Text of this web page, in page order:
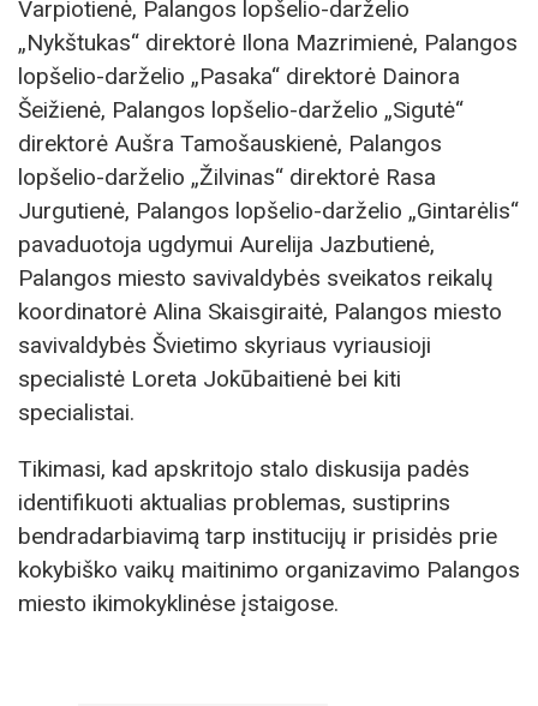
Varpiotienė, Palangos lopšelio-darželio
„Nykštukas“ direktorė Ilona Mazrimienė, Palangos
lopšelio-darželio „Pasaka“ direktorė Dainora
Šeižienė, Palangos lopšelio-darželio „Sigutė“
direktorė Aušra Tamošauskienė, Palangos
lopšelio-darželio „Žilvinas“ direktorė Rasa
Jurgutienė, Palangos lopšelio-darželio „Gintarėlis“
pavaduotoja ugdymui Aurelija Jazbutienė,
Palangos miesto savivaldybės sveikatos reikalų
koordinatorė Alina Skaisgiraitė, Palangos miesto
savivaldybės Švietimo skyriaus vyriausioji
specialistė Loreta Jokūbaitienė bei kiti
specialistai.
Tikimasi, kad apskritojo stalo diskusija padės
identifikuoti aktualias problemas, sustiprins
bendradarbiavimą tarp institucijų ir prisidės prie
kokybiško vaikų maitinimo organizavimo Palangos
miesto ikimokyklinėse įstaigose.